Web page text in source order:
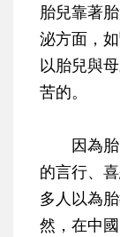
胎兒靠著
泌方面，
以胎兒與
苦的。
因為胎
的言行、
多人以為
然，在中